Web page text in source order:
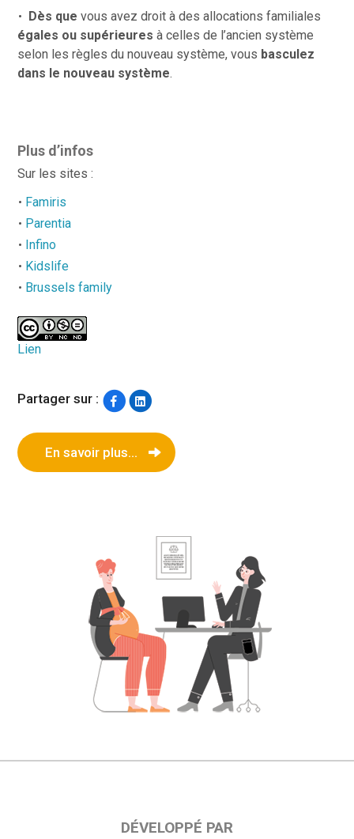
Dès quevous avez droit à des allocations familiales
égales ou supérieures à celles de l’ancien système
selon les règles du nouveau système, vous basculez
dans le nouveau système.
Plus d’infos
Sur les sites :
Famiris
Parentia
Infino
Kidslife
Brussels family
Lien
Partager sur :
En savoir plus...
DÉVELOPPÉ PAR